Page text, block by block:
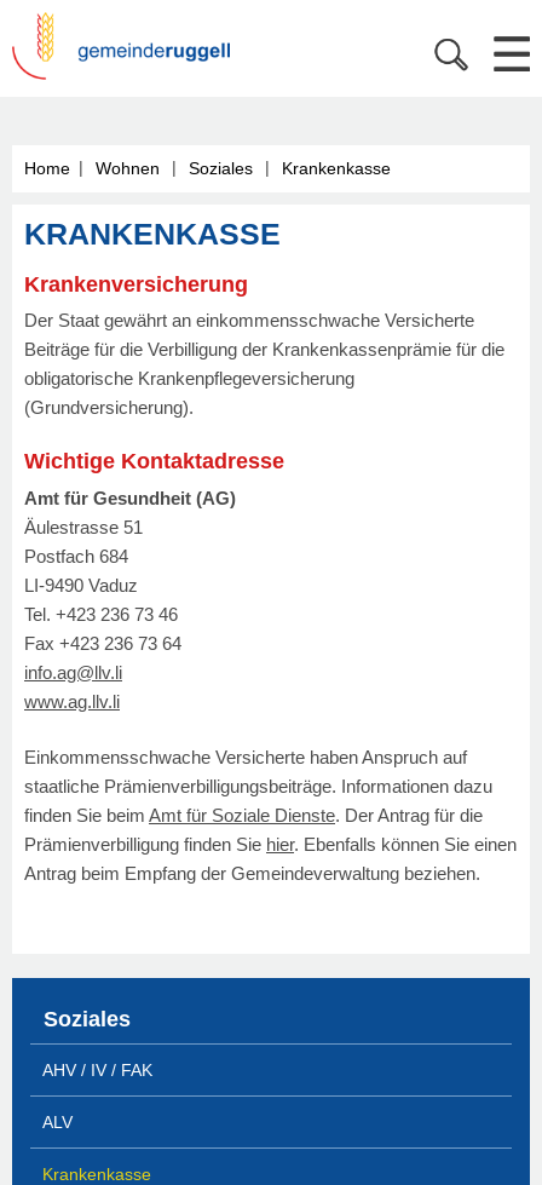
Home | Wohnen | Soziales | Krankenkasse
KRANKENKASSE
Krankenversicherung
Der Staat gewährt an einkommensschwache Versicherte
Beiträge für die Verbilligung der Krankenkassenprämie für die
obligatorische Krankenpflegeversicherung
(Grundversicherung).
Wichtige Kontaktadresse
Amt für Gesundheit (AG)
Äulestrasse 51
Postfach 684
LI-9490 Vaduz
Tel. +423 236 73 46
Fax +423 236 73 64
info.ag@llv.li
www.ag.llv.li
Einkommensschwache Versicherte haben Anspruch auf
staatliche Prämienverbilligungsbeiträge. Informationen dazu
finden Sie beim Amt für Soziale Dienste. Der Antrag für die
Prämienverbilligung finden Sie hier. Ebenfalls können Sie einen
Antrag beim Empfang der Gemeindeverwaltung beziehen.
Soziales
AHV / IV / FAK
ALV
Krankenkasse